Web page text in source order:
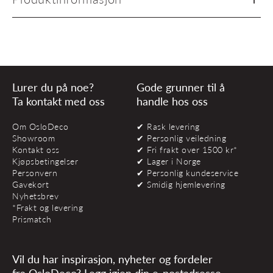
Lurer du på noe?
Ta kontakt med oss
Om OsloDeco
Showroom
Kontakt oss
Kjøpsbetingelser
Personvern
Gavekort
Nyhetsbrev
*Frakt og levering
Prismatch
Gode grunner til å
handle hos oss
✔ Rask levering
✔ Personlig veiledning
✔ Fri frakt over 1500 kr*
✔ Lager i Norge
✔ Personlig kundeservice
✔ Smidig hjemlevering
Vil du har inspirasjon, nyheter og fordeler